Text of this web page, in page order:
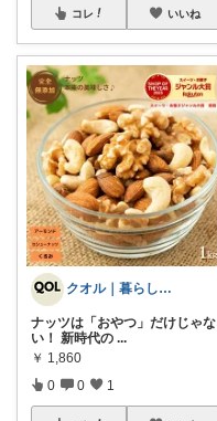
コレ いいね
クオル｜暮らしの「質」爆上げ🈁
ナッツは「おやつ」だけじゃな
い！ 新時代の ...
￥ 1,860
0 0 1